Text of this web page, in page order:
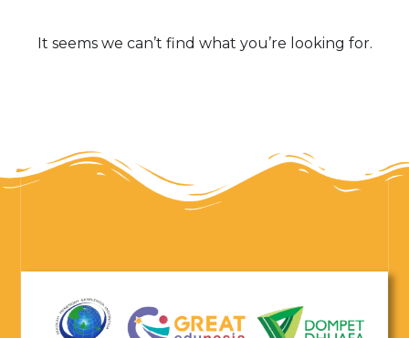
It seems we can’t find what you’re looking for.